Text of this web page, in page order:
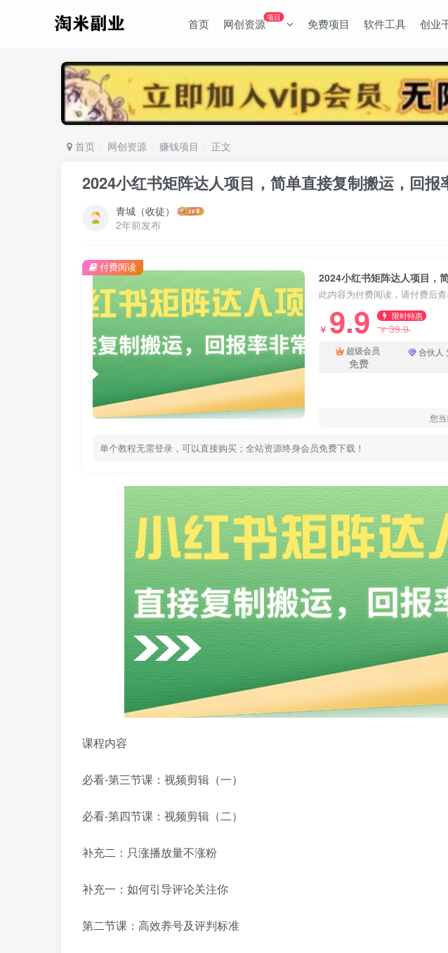
首页 网创资源项目 免费项目 软件工具 创业
首页 网创资源 赚钱项目 正文
2024小红书矩阵达人项目，简单直接复制搬运，回报
青城（收徒）
2年前发布
2024小红书矩阵达人项目，
此内容为付费阅读，请付费后
￥ 9.9 限时特惠
￥39.9
超级会员
免费
合伙人
您
单个教程无需登录，可以直接购买；全站资源终身会员免费下载！
付费阅读
课程内容
必看-第三节课：视频剪辑（一）
必看-第四节课：视频剪辑（二）
补充二：只涨播放量不涨粉
补充一：如何引导评论关注你
第二节课：高效养号及评判标准